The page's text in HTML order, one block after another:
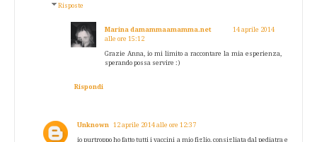
Risposte
Marina damammaamamma.net
14 aprile 2014
alle ore 15:12
Grazie Anna, io mi limito a raccontare la mia esperienza,
sperando possa servire :)
Rispondi
Unknown 12 aprile 2014 alle ore 12:37
io purtroppo ho fatto tutti i vaccini a mio figlio, consigliata dal pediatra e